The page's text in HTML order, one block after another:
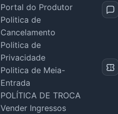
Portal do Produtor
Politica de
Cancelamento
Politica de
Privacidade
Politica de Meia-
Entrada
POLÍTICA DE TROCA
Vender Ingressos